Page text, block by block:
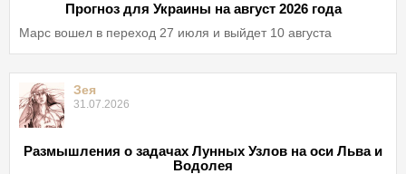
Прогноз для Украины на август 2026 года
Марс вошел в переход 27 июля и выйдет 10 августа
Зея
31.07.2026
Размышления о задачах Лунных Узлов на оси Льва и
Водолея